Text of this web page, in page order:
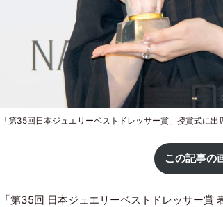
「第35回日本ジュエリーベストドレッサー賞」授賞式に出
この記事の
「第35回 日本ジュエリーベストドレッサー賞